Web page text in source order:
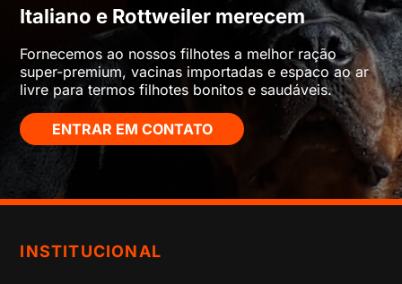
Italiano e Rottweiler merecem
Fornecemos ao nossos filhotes a melhor ração
super-premium, vacinas importadas e espaco ao ar
livre para termos filhotes bonitos e saudáveis.
ENTRAR EM CONTATO
INSTITUCIONAL